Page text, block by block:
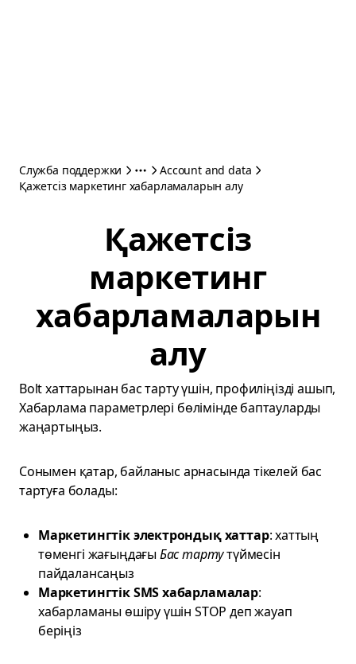
Служба поддержки
Account and data
Қажетсіз маркетинг хабарламаларын алу
Қажетсіз
маркетинг
хабарламаларын
алу
Bolt хаттарынан бас тарту үшін, профиліңізді ашып,
Хабарлама параметрлері бөлімінде баптауларды
жаңартыңыз.
Сонымен қатар, байланыс арнасында тікелей бас
тартуға болады:
Маркетингтік электрондық хаттар: хаттың
төменгі жағыңдағыБас тартутүймесін
пайдалансаңыз
Маркетингтік SMS хабарламалар:
хабарламаны өшіру үшін STOP деп жауап
беріңіз